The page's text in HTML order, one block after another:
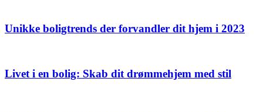
Unikke boligtrends der forvandler dit hjem i 2023
Livet i en bolig: Skab dit drømmehjem med stil